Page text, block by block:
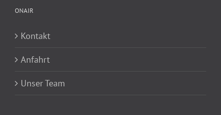
ONAIR
Kontakt
Anfahrt
Unser Team